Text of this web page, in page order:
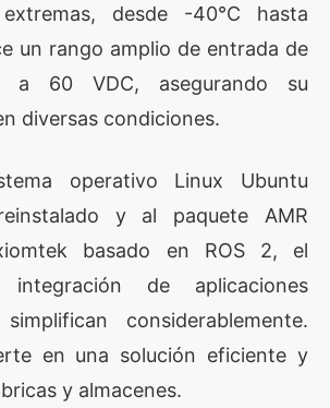
desde -40°C hasta
un rango amplio de entrada de
60 VDC, asegurando su
diversas condiciones.
operativo Linux Ubuntu
y al paquete AMR
basado en ROS 2, el
de aplicaciones
considerablemente.
en una solución eficiente y
y almacenes.